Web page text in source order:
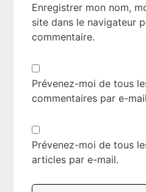
Enregistrer mon nom,
site dans le navigateur
commentaire.
Prévenez-moi de tous
commentaires par e-
Prévenez-moi de tous
articles par e-mail.